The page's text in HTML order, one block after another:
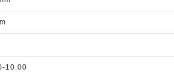
10.00